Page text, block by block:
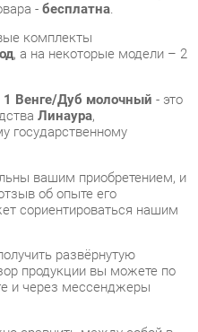
Дуб молочный
об опыте его
сориентироваться нашим
продукции вы можете по
и через мессенджеры
между собой в
Линаура Инфинити 1
забрав его с нашего
Полный список
страницеконтактов.